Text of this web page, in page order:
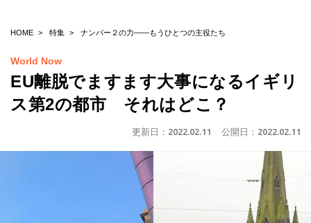
HOME 特集 ナンバー２の力――もうひとつの主役たち
World Now
EU離脱でますます大事になるイギリ
ス第2の都市 それはどこ？
更新日： 2022.02.11 公開日： 2022.02.11